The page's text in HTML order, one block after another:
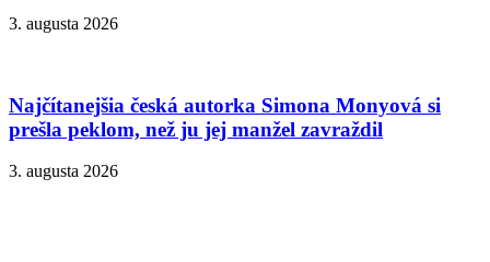
3. augusta 2026
Najčítanejšia česká autorka Simona Monyová si
prešla peklom, než ju jej manžel zavraždil
3. augusta 2026